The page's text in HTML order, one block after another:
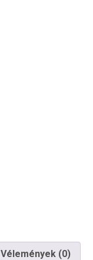
Vélemények (0)